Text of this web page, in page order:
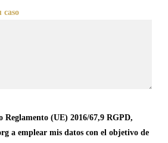
caso
Reglamento (UE) 2016/67,9 RGPD,
a emplear mis datos con el objetivo de